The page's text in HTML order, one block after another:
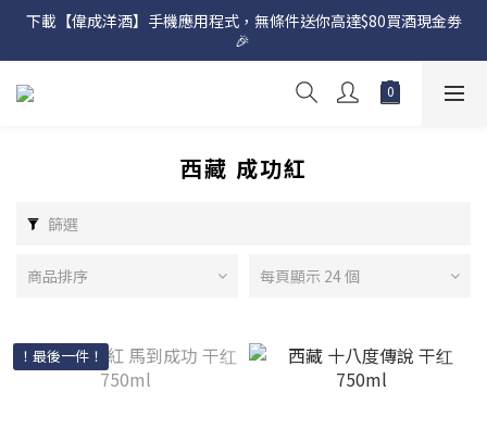
網店購滿 $500 即享免費送貨服務📦
下載【偉成洋酒】手機應用程式，無條件送你高達$80買酒現金劵
🎉
網店購滿 $500 即享免費送貨服務📦
西藏 成功紅
篩選
商品排序 每頁顯示 24 個
！最後一件！